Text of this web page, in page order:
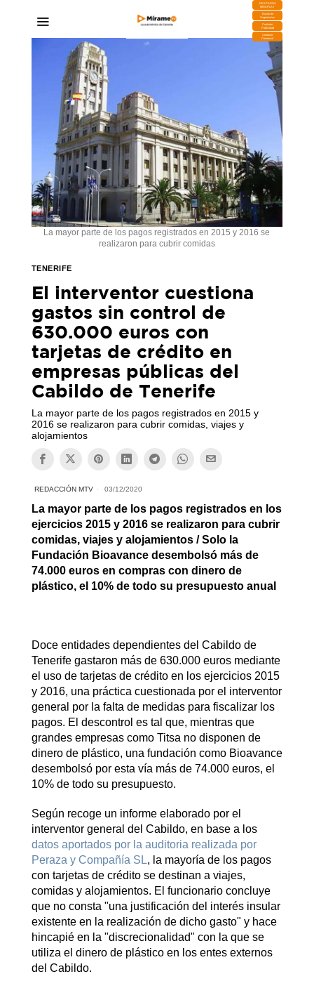
DESCARGA
MIRAPLAY
Buzón de
Sugerencias
Contratar
Publicidad
Contacto
Comercial
La mayor parte de los pagos registrados en 2015 y 2016 se
realizaron para cubrir comidas
TENERIFE
El interventor cuestiona
gastos sin control de
630.000 euros con
tarjetas de crédito en
empresas públicas del
Cabildo de Tenerife
La mayor parte de los pagos registrados en 2015 y
2016 se realizaron para cubrir comidas, viajes y
alojamientos
REDACCIÓN MTV 03/12/2020
La mayor parte de los pagos registrados en los
ejercicios 2015 y 2016 se realizaron para cubrir
comidas, viajes y alojamientos / Solo la
Fundación Bioavance desembolsó más de
74.000 euros en compras con dinero de
plástico, el 10% de todo su presupuesto anual
Doce entidades dependientes del Cabildo de
Tenerife gastaron más de 630.000 euros mediante
el uso de tarjetas de crédito en los ejercicios 2015
y 2016, una práctica cuestionada por el interventor
general por la falta de medidas para fiscalizar los
pagos. El descontrol es tal que, mientras que
grandes empresas como Titsa no disponen de
dinero de plástico, una fundación como Bioavance
desembolsó por esta vía más de 74.000 euros, el
10% de todo su presupuesto.
Según recoge un informe elaborado por el
interventor general del Cabildo, en base a los
datos aportados por la auditoria realizada por
Peraza y Compañía SL, la mayoría de los pagos
con tarjetas de crédito se destinan a viajes,
comidas y alojamientos. El funcionario concluye
que no consta "una justificación del interés insular
existente en la realización de dicho gasto" y hace
hincapié en la "discrecionalidad" con la que se
utiliza el dinero de plástico en los entes externos
del Cabildo.